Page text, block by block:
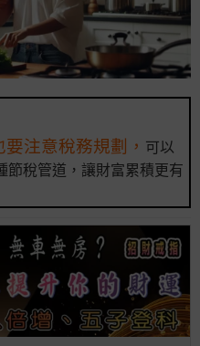
注意稅務規劃， 可以
節稅管道，讓財富累積更有